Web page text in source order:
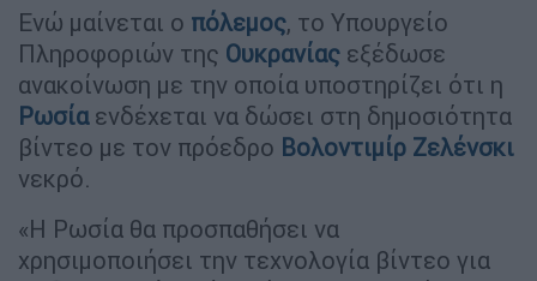
Ενώ μαίνεται ο πόλεμος, το Υπουργείο
Πληροφοριών της Ουκρανίας εξέδωσε
ανακοίνωση με την οποία υποστηρίζει ότι η
Ρωσίαενδέχεται να δώσει στη δημοσιότητα
βίντεο με τον πρόεδρο Βολοντιμίρ Ζελένσκι
νεκρό.
«Η Ρωσία θα προσπαθήσει να
χρησιμοποιήσει την τεχνολογία βίντεο για